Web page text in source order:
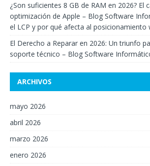
¿Son suficientes 8 GB de RAM en 2026? El
optimización de Apple – Blog Software
el LCP y por qué afecta al posicionamiento
El Derecho a Reparar en 2026: Un triunfo
soporte técnico – Blog Software
ARCHIVOS
mayo 2026
abril 2026
marzo 2026
enero 2026